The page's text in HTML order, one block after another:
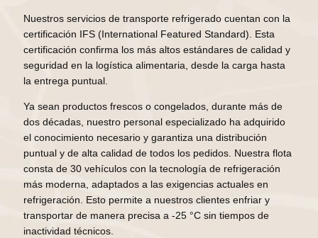
Nuestros servicios de transporte refrigerado cuentan con la
certificación IFS (International Featured Standard). Esta
certificación confirma los más altos estándares de calidad y
seguridad en la logística alimentaria, desde la carga hasta
la entrega puntual.
Ya sean productos frescos o congelados, durante más de
dos décadas, nuestro personal especializado ha adquirido
el conocimiento necesario y garantiza una distribución
puntual y de alta calidad de todos los pedidos. Nuestra flota
consta de 30 vehículos con la tecnología de refrigeración
más moderna, adaptados a las exigencias actuales en
refrigeración. Esto permite a nuestros clientes enfriar y
transportar de manera precisa a -25 °C sin tiempos de
inactividad técnicos.